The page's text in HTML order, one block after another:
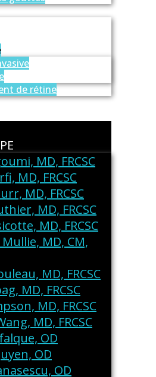
de rétine
MD, FRCSC
MD, FRCSC
MD, FRCSC
MD, FRCSC
MD, FRCSC
MD, CM,
MD, FRCSC
MD, FRCSC
MD, FRCSC
MD, FRCSC
OD
OD
OD